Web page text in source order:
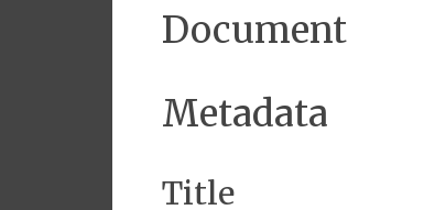
Document
Metadata
Title